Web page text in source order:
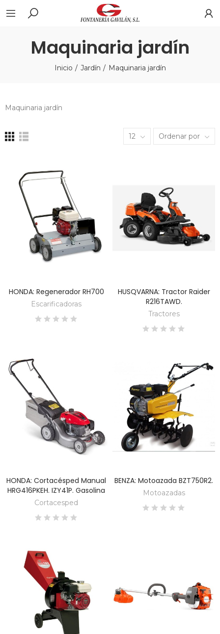
Maquinaria jardín
Inicio Jardín Maquinaria jardín
Maquinaria jardín
12 Ordenar por
DESCUBRE
HONDA: Regenerador RH700
Escarificadoras
DESCUBRE
HUSQVARNA: Tractor Raider
R216TAWD.
Tractores
DESCUBRE
HONDA: Cortacésped Manual
HRG416PKEH. IZY41P. Gasolina
Cortacesped
DESCUBRE
BENZA: Motoazada BZT750R2.
Motoazadas